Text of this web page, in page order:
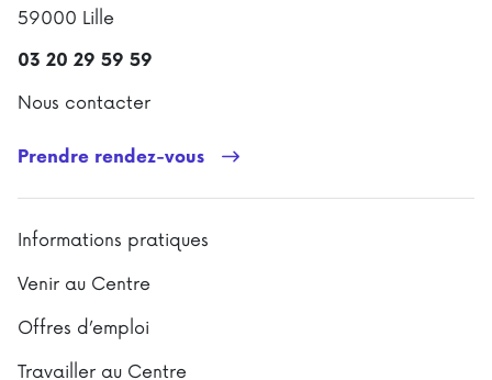
59000 Lille
03 20 29 59 59
Nous contacter
Prendre rendez-vous
Informations pratiques
Venir au Centre
Offres d’emploi
Travailler au Centre